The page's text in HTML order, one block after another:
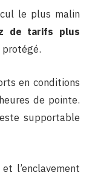
le plus malin
de tarifs plus
protégé.
en conditions
de pointe.
supportable
l’enclavement